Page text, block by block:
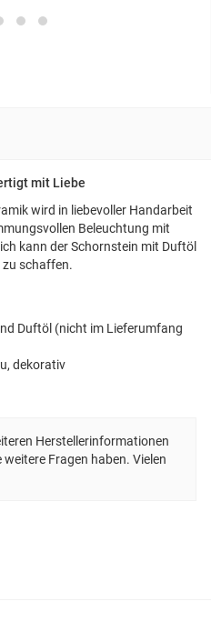
mit Liebe
wird in liebevoller Handarbeit
Beleuchtung mit
kann der Schornstein mit Duftöl
zu schaffen.
Duftöl (nicht im Lieferumfang
dekorativ
Herstellerinformationen
weitere Fragen haben. Vielen